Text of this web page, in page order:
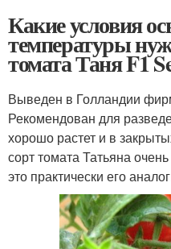
Какие условия
температуры
томата Таня F1
Выведен в Голландии
Рекомендован для
хорошо растет и в
сорт томата Татьяна
это практически его